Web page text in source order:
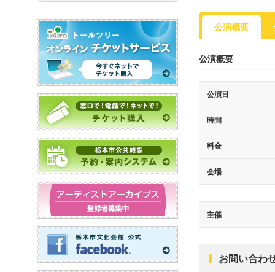
公演概要
公演概要
公演日
時間
料金
会場
主催
お問い合わ